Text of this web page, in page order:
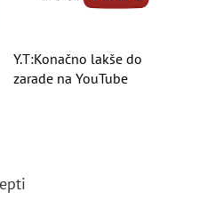
Y.T:Konačno lakše do
zarade na YouTube